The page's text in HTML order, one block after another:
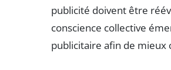
publicité doivent être
conscience collective
publicitaire afin de mieux